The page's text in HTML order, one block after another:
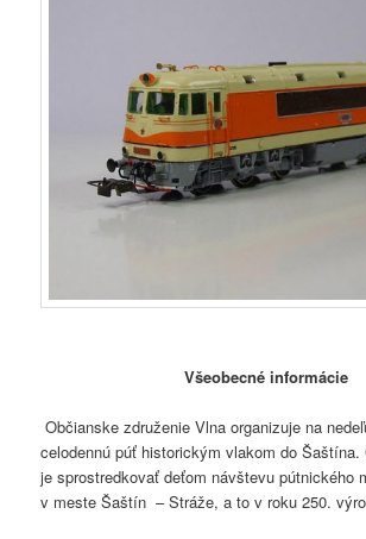
Všeobecné informácie
Občianske združenie Vlna organizuje na
celodennú púť historickým vlakom do Šaštína.
je sprostredkovať deťom návštevu pútnického
v meste Šaštín – Stráže, a to v roku 250.